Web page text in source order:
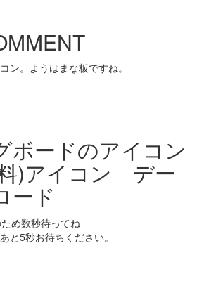
ン。ようはまな板ですね。
ボードのアイコン
)アイコン デー
ード
と5秒お待ちください。